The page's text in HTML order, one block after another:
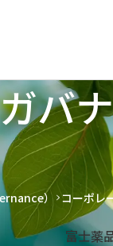
富士薬
） コーポレ
バ